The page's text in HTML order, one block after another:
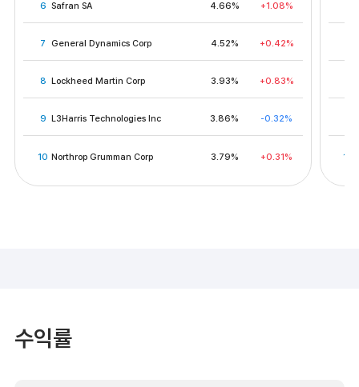
6 Safran SA 4.66% +1.08%
7 General Dynamics Corp 4.52% +0.42%
8 Lockheed Martin Corp 3.93% +0.83%
9 L3Harris Technologies Inc 3.86% -0.32%
10 Northrop Grumman Corp 3.79% +0.31% 10
수익률